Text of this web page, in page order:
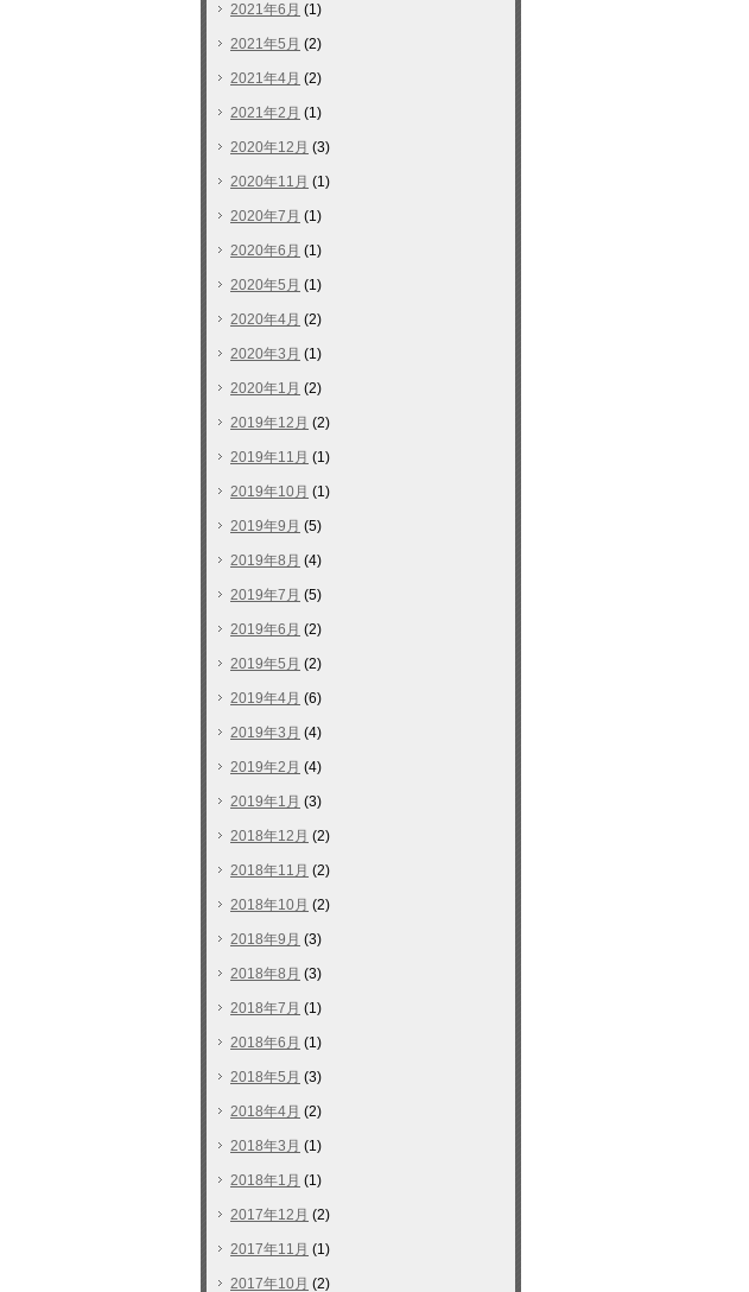
2021年6月 (1)
2021年5月 (2)
2021年4月 (2)
2021年2月 (1)
2020年12月 (3)
2020年11月 (1)
2020年7月 (1)
2020年6月 (1)
2020年5月 (1)
2020年4月 (2)
2020年3月 (1)
2020年1月 (2)
2019年12月 (2)
2019年11月 (1)
2019年10月 (1)
2019年9月 (5)
2019年8月 (4)
2019年7月 (5)
2019年6月 (2)
2019年5月 (2)
2019年4月 (6)
2019年3月 (4)
2019年2月 (4)
2019年1月 (3)
2018年12月 (2)
2018年11月 (2)
2018年10月 (2)
2018年9月 (3)
2018年8月 (3)
2018年7月 (1)
2018年6月 (1)
2018年5月 (3)
2018年4月 (2)
2018年3月 (1)
2018年1月 (1)
2017年12月 (2)
2017年11月 (1)
2017年10月 (2)